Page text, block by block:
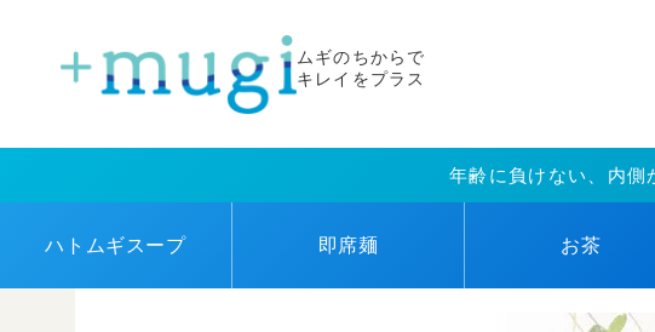
ムギのちからで
キレイをプラス
年齢に負けない、内側
ハトムギスープ 即席麺 お茶